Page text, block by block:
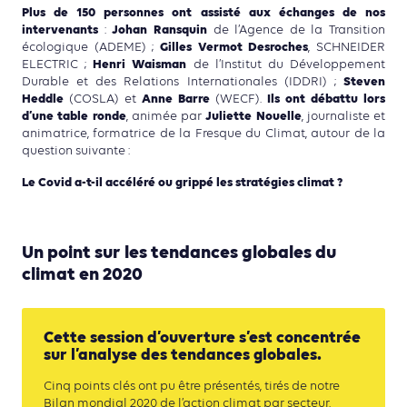
Plus de 150 personnes ont assisté aux échanges de nos
intervenants :Johan Ransquinde l’Agence de la Transition
écologique (ADEME) ; Gilles Vermot Desroches, SCHNEIDER
ELECTRIC ; Henri Waisman de l’Institut du Développement
Durable et des Relations Internationales (IDDRI) ; Steven
Heddle (COSLA) et Anne Barre (WECF). Ils ont débattu lors
d’une table ronde, animée parJuliette Nouelle, journaliste et
animatrice, formatrice de la Fresque du Climat, autour de la
question suivante :
Le Covid a-t-il accéléré ou grippé les stratégies climat ?
Un point sur les tendances globales du
climat en 2020
Cette session d’ouverture s’est concentrée
sur l’analyse des tendances globales.
Cinq points clés ont pu être présentés, tirés de notre
Bilan mondial 2020 de l’action climat par secteur.